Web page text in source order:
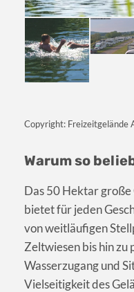
Copyright: Freizeitgelände
Warum so
Das 50 Hektar
bietet für jeden
von weitläufigen
Zeltwiesen bis hin
Wasserzugang und
Vielseitigkeit des